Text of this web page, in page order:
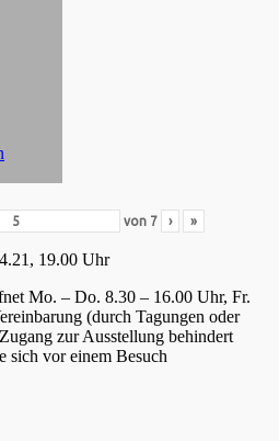
von 7 › »
19.00 Uhr
Mo. – Do. 8.30 – 16.00 Uhr, Fr.
(durch Tagungen oder
zur Ausstellung behindert
sich vor einem Besuch